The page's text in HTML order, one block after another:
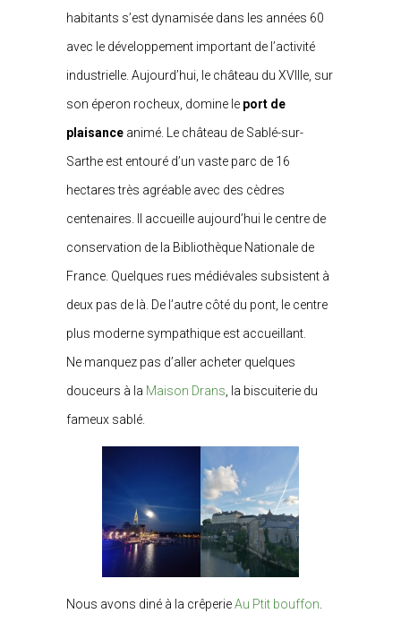
habitants s’est dynamisée dans les années 60
avec le développement important de l’activité
industrielle. Aujourd’hui, le château du XVIIIe, sur
son éperon rocheux, domine le port de
plaisance animé. Le château de Sablé-sur-
Sarthe est entouré d’un vaste parc de 16
hectares très agréable avec des cèdres
centenaires. Il accueille aujourd’hui le centre de
conservation de la Bibliothèque Nationale de
France. Quelques rues médiévales subsistent à
deux pas de là. De l’autre côté du pont, le centre
plus moderne sympathique est accueillant.
Ne manquez pas d’aller acheter quelques
douceurs à la Maison Drans , la biscuiterie du
fameux sablé.
Nous avons diné à la crêperieAu Ptit bouffon.